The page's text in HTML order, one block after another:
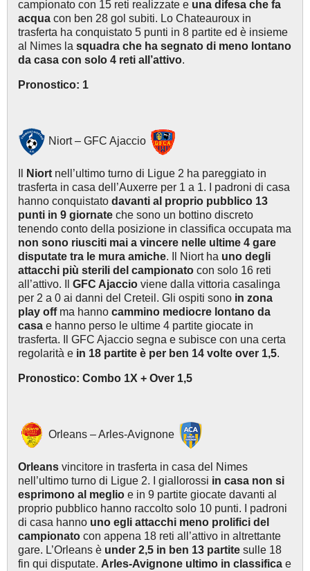
campionato con 15 reti realizzate e una difesa che fa
acqua con ben 28 gol subiti. Lo Chateauroux in
trasferta ha conquistato 5 punti in 8 partite ed è insieme
al Nimes la squadra che ha segnato di meno lontano
da casa con solo 4 reti all’attivo.
Pronostico: 1
Niort – GFC Ajaccio
Niort nell’ultimo turno di Ligue 2 ha pareggiato in
trasferta in casa dell’Auxerre per 1 a 1. I padroni di casa
hanno conquistato davanti al proprio pubblico 13
punti in 9 giornate che sono un bottino discreto
tenendo conto della posizione in classifica occupata ma
non sono riusciti mai a vincere nelle ultime 4 gare
disputate tra le mura amiche. Il Niort ha uno degli
attacchi più sterili del campionato con solo 16 reti
all’attivo. Il GFC Ajaccio viene dalla vittoria casalinga
per 2 a 0 ai danni del Creteil. Gli ospiti sono in zona
play offma hanno cammino mediocre lontano da
casa e hanno perso le ultime 4 partite giocate in
trasferta. Il GFC Ajaccio segna e subisce con una certa
regolarità e in 18 partite è per ben 14 volte over 1,5.
Pronostico: Combo 1X + Over 1,5
Orleans – Arles-Avignone
Orleans vincitore in trasferta in casa del Nimes
nell’ultimo turno di Ligue 2. I giallorossi in casa non si
esprimono al meglio e in 9 partite giocate davanti al
proprio pubblico hanno raccolto solo 10 punti. I padroni
di casa hanno uno egli attacchi meno prolifici del
campionato con appena 18 reti all’attivo in altrettante
gare. L’Orleans è under 2,5 in ben 13 partite sulle 18
fin qui disputate. Arles-Avignone ultimo in classifica e